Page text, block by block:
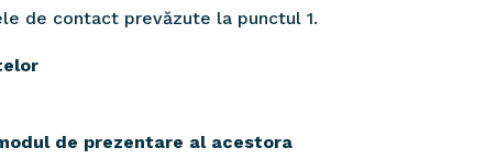
de contact prevăzute la punctul 1.
de prezentare al acestora